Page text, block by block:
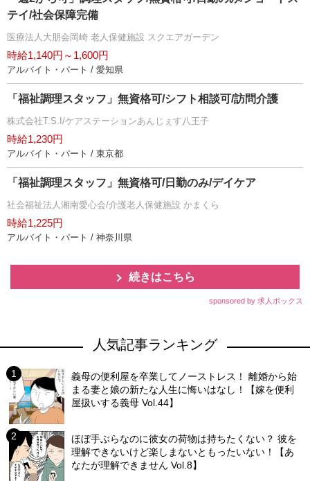
テイ/社会保障完備
医療法人大朋会岡崎 老人保健施設 スクエアガーデン
時給1,140円～1,600円
アルバイト・パート / 愛知県
「福祉調理スタッフ」無資格可/シフト相談可/訪問介護
株式会社T.S.I/ケアステーションあんじぇす八王子
時給1,230円
アルバイト・パート / 東京都
「福祉調理スタッフ」無資格可/日勤のみ/デイケア
社会福祉法人湘南愛心会/介護老人保健施設 かまくら
時給1,225円
アルバイト・パート / 神奈川県
続きはこちら
sponsored by 求人ボックス
人気記事ランキング
義母の便利屋を卒業してノーストレス！ 離婚から始
まる妻と娘の新たな人生に悔いはなし！【嫁を便利
屋扱いする義母 Vol.44】
ほぼ手ぶらなのに彼女の荷物は持ちたくない？ 彼を
理解できないけど楽しまないともったいない！【あ
なたが理解できません Vol.8】